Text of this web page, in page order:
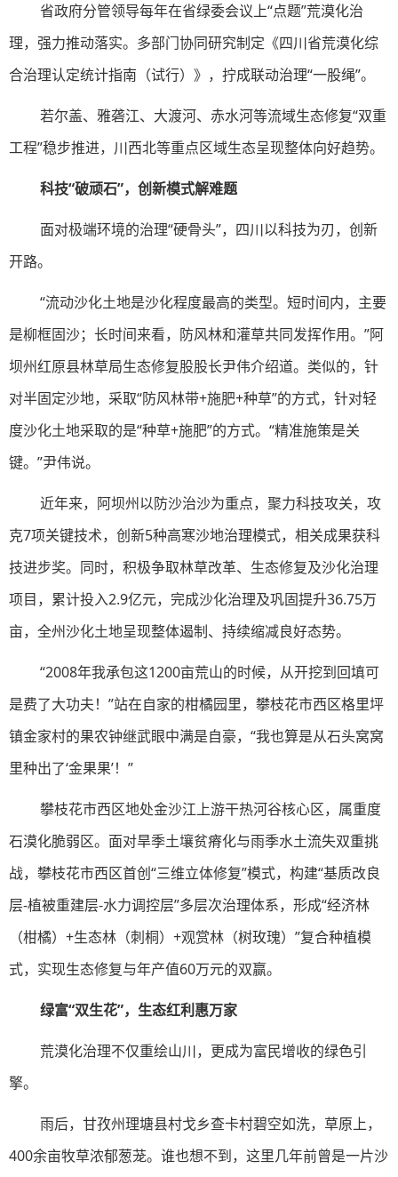
省政府分管领导每年在省绿委会议上“点题”荒漠化治
理，强力推动落实。多部门协同研究制定《四川省荒漠化综
合治理认定统计指南（试行）》，拧成联动治理“一股绳”。
若尔盖、雅砻江、大渡河、赤水河等流域生态修复“双重
工程”稳步推进，川西北等重点区域生态呈现整体向好趋势。
科技“破顽石”，创新模式解难题
面对极端环境的治理“硬骨头”，四川以科技为刃，创新
开路。
“流动沙化土地是沙化程度最高的类型。短时间内，主要
是柳框固沙；长时间来看，防风林和灌草共同发挥作用。”阿
坝州红原县林草局生态修复股股长尹伟介绍道。类似的，针
对半固定沙地，采取“防风林带+施肥+种草”的方式，针对轻
度沙化土地采取的是“种草+施肥”的方式。“精准施策是关
键。”尹伟说。
近年来，阿坝州以防沙治沙为重点，聚力科技攻关，攻
克7项关键技术，创新5种高寒沙地治理模式，相关成果获科
技进步奖。同时，积极争取林草改革、生态修复及沙化治理
项目，累计投入2.9亿元，完成沙化治理及巩固提升36.75万
亩，全州沙化土地呈现整体遏制、持续缩减良好态势。
“2008年我承包这1200亩荒山的时候，从开挖到回填可
是费了大功夫！”站在自家的柑橘园里，攀枝花市西区格里坪
镇金家村的果农钟继武眼中满是自豪，“我也算是从石头窝窝
里种出了‘金果果’！”
攀枝花市西区地处金沙江上游干热河谷核心区，属重度
石漠化脆弱区。面对旱季土壤贫瘠化与雨季水土流失双重挑
战，攀枝花市西区首创“三维立体修复”模式，构建“基质改良
层-植被重建层-水力调控层”多层次治理体系，形成“经济林
（柑橘）+生态林（刺桐）+观赏林（树玫瑰）”复合种植模
式，实现生态修复与年产值60万元的双赢。
绿富“双生花”，生态红利惠万家
荒漠化治理不仅重绘山川，更成为富民增收的绿色引
擎。
雨后，甘孜州理塘县村戈乡查卡村碧空如洗，草原上，
400余亩牧草浓郁葱茏。谁也想不到，这里几年前曾是一片沙